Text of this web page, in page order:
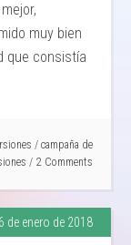
muy bien
que consistía
/ campaña de
2 Comments
de enero de 2018